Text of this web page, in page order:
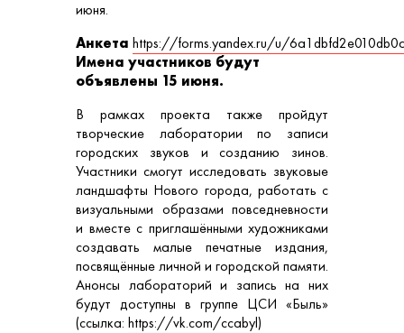
июня.
Анкета https://forms.yandex.ru/u/
Имена участников будут
объявлены 15 июня.
В рамках проекта также пройдут
творческие лаборатории по записи
городских звуков и созданию зинов.
Участники смогут исследовать звуковые
ландшафты Нового города, работать с
визуальными образами повседневности
и вместе с приглашёнными художниками
создавать малые печатные издания,
посвящённые личной и городской памяти.
Анонсы лабораторий и запись на них
будут доступны в группе ЦСИ «Быль»
(ссылка: https://vk.com/ccabyl)